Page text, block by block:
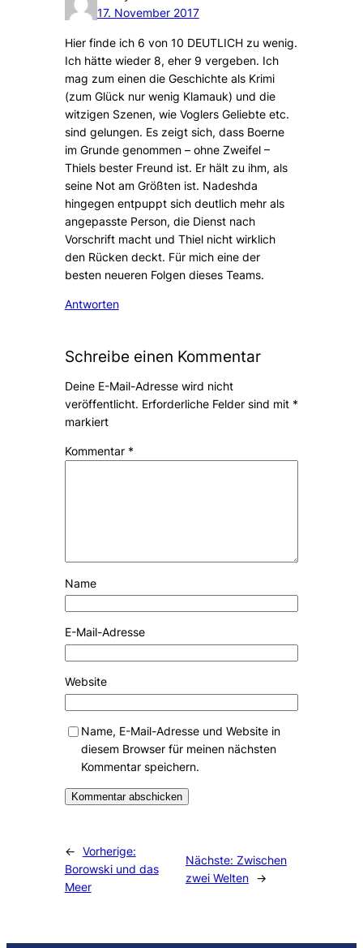
17. November 2017
Hier finde ich 6 von 10 DEUTLICH zu wenig.
Ich hätte wieder 8, eher 9 vergeben. Ich
mag zum einen die Geschichte als Krimi
(zum Glück nur wenig Klamauk) und die
witzigen Szenen, wie Voglers Geliebte etc.
sind gelungen. Es zeigt sich, dass Boerne
im Grunde genommen – ohne Zweifel –
Thiels bester Freund ist. Er hält zu ihm, als
seine Not am Größten ist. Nadeshda
hingegen entpuppt sich deutlich mehr als
angepasste Person, die Dienst nach
Vorschrift macht und Thiel nicht wirklich
den Rücken deckt. Für mich eine der
besten neueren Folgen dieses Teams.
Antworten
Schreibe einen Kommentar
Deine E-Mail-Adresse wird nicht
veröffentlicht. Erforderliche Felder sind mit *
markiert
Kommentar *
Name
E-Mail-Adresse
Website
Name, E-Mail-Adresse und Website in
diesem Browser für meinen nächsten
Kommentar speichern.
← Vorherige:
Borowski und das
Meer
Nächste: Zwischen
zwei Welten →